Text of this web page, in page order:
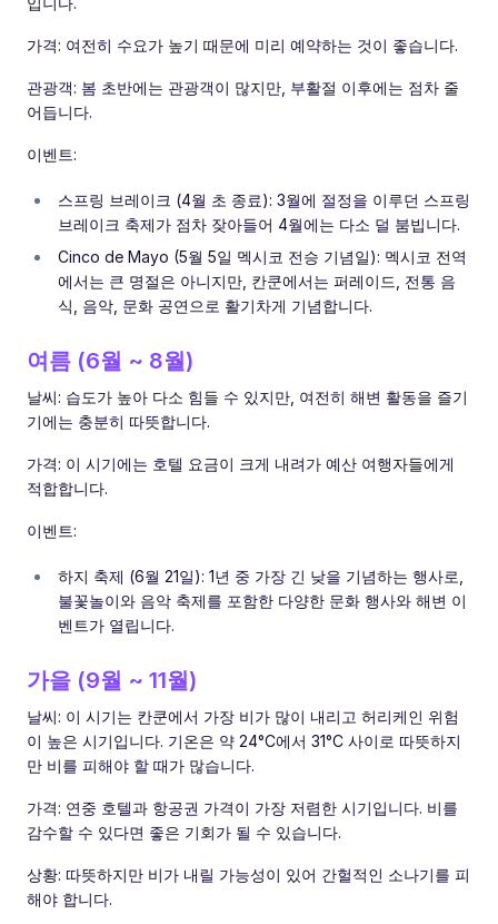
가격: 여전히 수요가 높기 때문에 미리 예약하는 것이 좋습니다.
관광객: 봄 초반에는 관광객이 많지만, 부활절 이후에는 점차 줄
어듭니다.
이벤트:
스프링 브레이크 (4월 초 종료): 3월에 절정을 이루던 스프링
브레이크 축제가 점차 잦아들어 4월에는 다소 덜 붐빕니다.
Cinco de Mayo (5월 5일 멕시코 전승 기념일): 멕시코 전역
에서는 큰 명절은 아니지만, 칸쿤에서는 퍼레이드, 전통 음
식, 음악, 문화 공연으로 활기차게 기념합니다.
여름 (6월 ~ 8월)
날씨: 습도가 높아 다소 힘들 수 있지만, 여전히 해변 활동을 즐기
기에는 충분히 따뜻합니다.
가격: 이 시기에는 호텔 요금이 크게 내려가 예산 여행자들에게
적합합니다.
이벤트:
하지 축제 (6월 21일): 1년 중 가장 긴 낮을 기념하는 행사로,
불꽃놀이와 음악 축제를 포함한 다양한 문화 행사와 해변 이
벤트가 열립니다.
가을 (9월 ~ 11월)
날씨: 이 시기는 칸쿤에서 가장 비가 많이 내리고 허리케인 위험
이 높은 시기입니다. 기온은 약 24°C에서 31°C 사이로 따뜻하지
만 비를 피해야 할 때가 많습니다.
가격: 연중 호텔과 항공권 가격이 가장 저렴한 시기입니다. 비를
감수할 수 있다면 좋은 기회가 될 수 있습니다.
상황: 따뜻하지만 비가 내릴 가능성이 있어 간헐적인 소나기를 피
해야 합니다.